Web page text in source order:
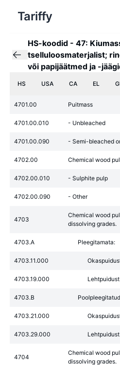
Tariffy
HS-koodid - 47:
tselluloosmaterjalist;
või papijäätmed ja -
HS USA CA EL
4701.00 Puitmass
4701.00.010 - Unbleached
4701.00.090 - Semi-bleached
4702.00 Chemical wood
4702.00.010 - Sulphite pulp
4702.00.090 - Other
4703
Chemical wood
dissolving grades.
4703.A Pleegitamata:
4703.11.000
4703.19.000 Lehtpuidust
4703.B
4703.21.000
4703.29.000 Lehtpuidust
4704
Chemical wood
dissolving grades.